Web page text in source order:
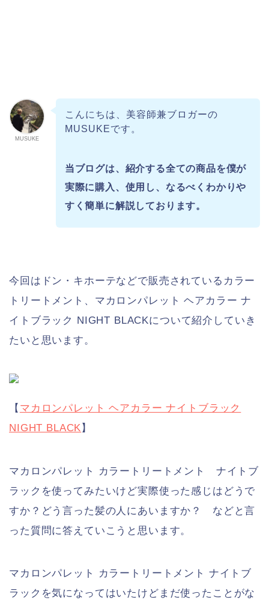
MUSUKE
こんにちは、美容師兼ブロガーの
MUSUKEです。
当ブログは、紹介する全ての商品を僕が
実際に購入、使用し、 なるべくわかりや
すく簡単に解説しております。
今回はドン・キホーテなどで販売されているカラー
トリートメント、マカロンパレット ヘアカラー ナ
イトブラック NIGHT BLACKについて紹介していき
たいと思います。
【 マカロンパレット ヘアカラー ナイトブラック
NIGHT BLACK 】
マカロンパレット カラートリートメント ナイトブ
ラックを使ってみたいけど実際使った感じはどうで
すか？どう言った髪の人にあいますか？ などと言
った質問に答えていこうと思います。
マカロンパレット カラートリートメント ナイトブ
ラックを気になってはいたけどまだ使ったことがな